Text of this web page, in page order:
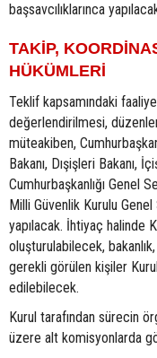
başsavcılıklarınca
TAKİP,
HÜKÜMLERİ
Teklif kapsamındaki
değerlendirilmesi,
müteakiben,
Bakanı, Dışişleri Bakanı,
Cumhurbaşkanlığı Genel
Milli Güvenlik Kurulu
yapılacak. İhtiyaç halinde
oluşturulabilecek,
gerekli görülen kişiler
edilebilecek.
Kurul tarafından sürecin
üzere alt komisyonlarda